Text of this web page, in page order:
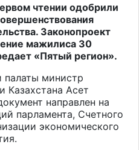
чтении одобрили
Законопроект
мажилиса 30
«Пятый регион».
палаты министр
Казахстана Асет
направлен на
парламента, Cчетного
экономического